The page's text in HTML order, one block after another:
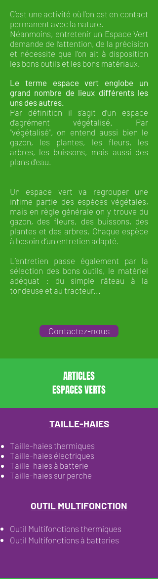
C’est une activité où l’on est en contact
permanent avec la nature.
Néanmoins, entretenir un Espace Vert
demande de l’attention, de la précision
et nécessite que l’on ait à disposition
les bons outils et les bons matériaux.
Le terme espace vert englobe un
grand nombre de lieux différents les
uns des autres.
Par définition il s’agit d’un espace
d’agrément végétalisé. Par
"végétalisé", on entend aussi bien le
gazon, les plantes, les fleurs, les
arbres, les buissons, mais aussi des
plans d’eau.
Un espace vert va regrouper une
infime partie des espèces végétales,
mais en règle générale on y trouve du
gazon, des fleurs, des buissons, des
plantes et des arbres. Chaque espèce
à besoin d’un entretien adapté.
L’entretien passe également par la
sélection des bons outils, le matériel
adéquat : du simple râteau à la
tondeuse et au tracteur...
Contactez-nous
ARTICLES
ESPACES VERTS
TAILLE-HAIES
Taille-haies thermiques
Taille-haies électriques
Taille-haies à batterie
Taille-haies sur perche
OUTIL MULTIFONCTION
Outil Multifonctions thermiques
Outil Multifonctions à batteries